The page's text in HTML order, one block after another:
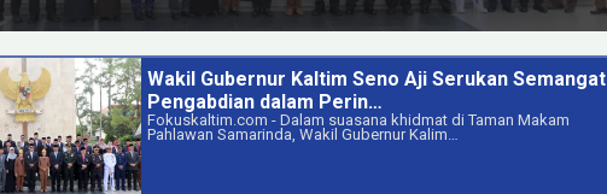
Wakil Gubernur Kaltim Seno Aji Serukan Semangat
Pengabdian dalam Perin…
Fokuskaltim.com - Dalam suasana khidmat di Taman Makam
Pahlawan Samarinda, Wakil Gubernur Kalim…